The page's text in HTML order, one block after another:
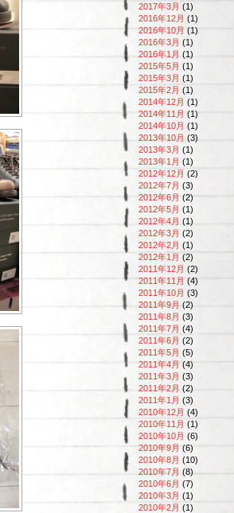
2017年3月 (1)
2016年12月 (1)
2016年10月 (1)
2016年3月 (1)
2016年1月 (1)
2015年5月 (1)
2015年3月 (1)
2015年2月 (1)
2014年12月 (1)
2014年11月 (1)
2014年10月 (1)
2013年10月 (3)
2013年3月 (1)
2013年1月 (1)
2012年12月 (2)
2012年7月 (3)
2012年6月 (2)
2012年5月 (1)
2012年4月 (1)
2012年3月 (2)
2012年2月 (1)
2012年1月 (2)
2011年12月 (2)
2011年11月 (4)
2011年10月 (3)
2011年9月 (2)
2011年8月 (3)
2011年7月 (4)
2011年6月 (2)
2011年5月 (5)
2011年4月 (4)
2011年3月 (3)
2011年2月 (2)
2011年1月 (3)
2010年12月 (4)
2010年11月 (1)
2010年10月 (6)
2010年9月 (6)
2010年8月 (10)
2010年7月 (8)
2010年6月 (7)
2010年3月 (1)
2010年2月 (1)